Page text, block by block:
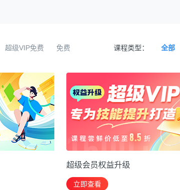
超级VIP免费 免费 课程类型： 全部
超级会员权益升级
立即查看